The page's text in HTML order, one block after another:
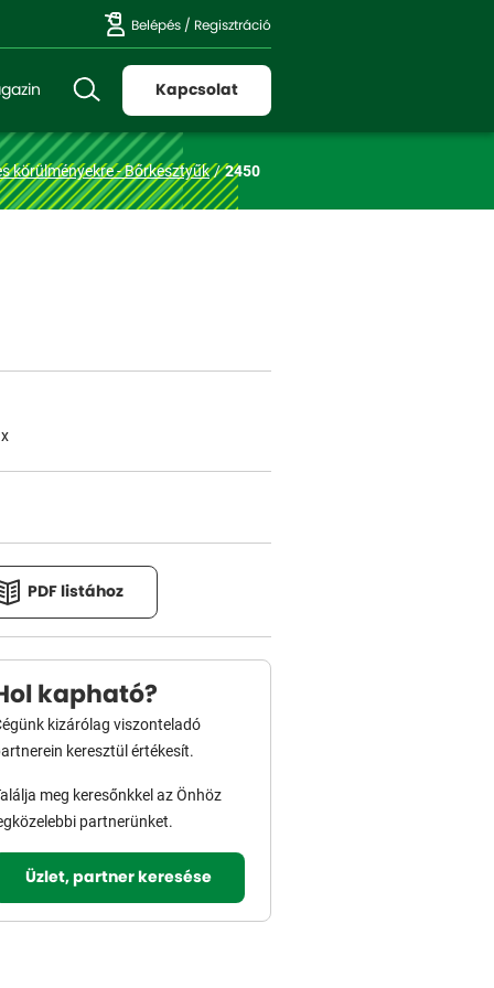
Belépés / Regisztráció
Kapcsolat
körülményekre - Bőrkesztyűk 2450
PDF listához
kapható?
kizárólag viszonteladó
keresztül értékesít.
meg keresőnkkel az Önhöz
partnerünket.
Üzlet, partner keresése